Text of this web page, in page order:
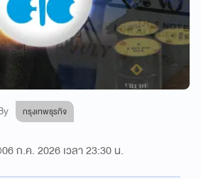
กรุงเทพธุรกิจ
06 ก.ค. 2026 เวลา 23:30 น.